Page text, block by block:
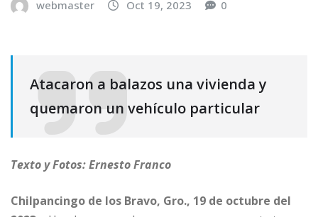
webmaster Oct 19, 2023 0
Atacaron a balazos una vivienda y
quemaron un vehículo particular
Texto y Fotos: Ernesto Franco
Chilpancingo de los Bravo, Gro., 19 de octubre del